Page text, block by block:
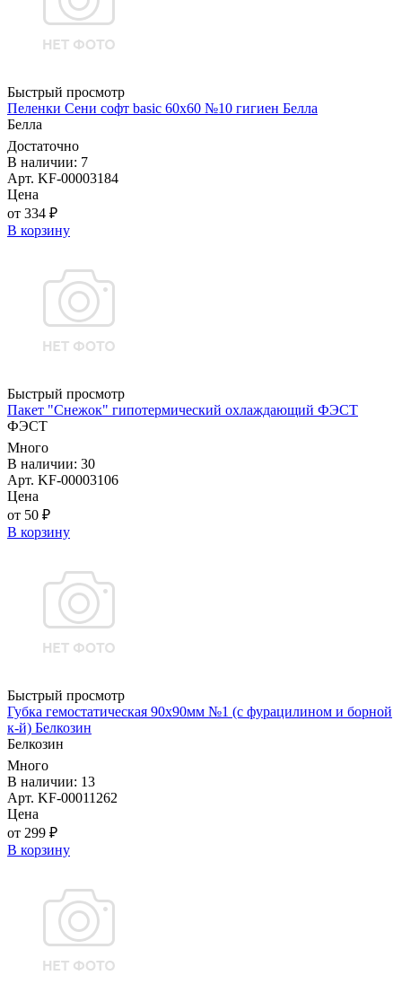
Быстрый просмотр
Пеленки Сени софт basic 60х60 №10 гигиен Белла
Белла
Достаточно
В наличии: 7
Арт. KF-00003184
Цена
от 334 ₽
В корзину
Быстрый просмотр
Пакет "Снежок" гипотермический охлаждающий ФЭСТ
ФЭСТ
Много
В наличии: 30
Арт. KF-00003106
Цена
от 50 ₽
В корзину
Быстрый просмотр
Губка гемостатическая 90х90мм №1 (с фурацилином и борной
к-й) Белкозин
Белкозин
Много
В наличии: 13
Арт. KF-00011262
Цена
от 299 ₽
В корзину